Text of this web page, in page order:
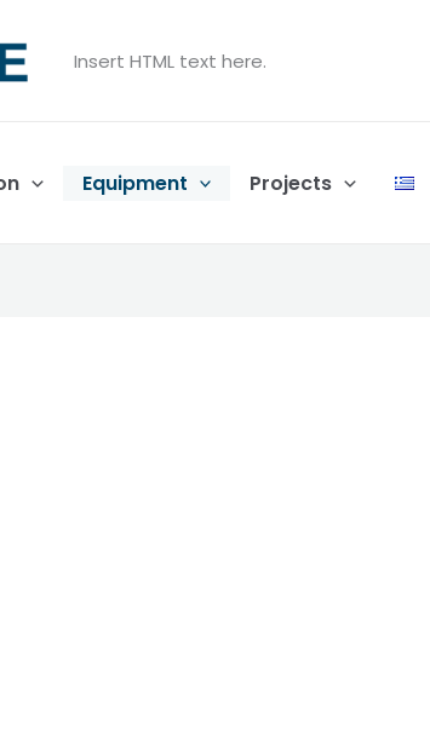
Insert HTML text here.
Equipment Projects